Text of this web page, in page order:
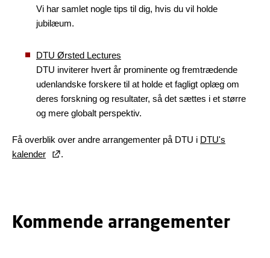
Vi har samlet nogle tips til dig, hvis du vil holde
jubilæum.
DTU Ørsted Lectures
DTU inviterer hvert år prominente og fremtrædende
udenlandske forskere til at holde et fagligt oplæg om
deres forskning og resultater, så det sættes i et større
og mere globalt perspektiv.
Få overblik over andre arrangementer på DTU i DTU's
kalender
.
Kommende arrangementer